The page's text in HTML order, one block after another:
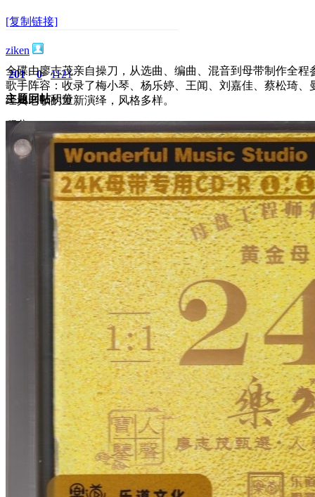
[复制链接]
ziken
201
主题
0
回帖
1121
积分
积分
1121
2026-5-31 00:18:44 / 显示全部楼层 /阅读模式
全碟由廖志茂亲自操刀，从选曲、编曲、混音到母带制作全
歌手阵容 ：收录了梅小琴、杨乐婷、王闻、刘嘉佳、蔡松琦
经典老歌的重新演绎，风格多样。